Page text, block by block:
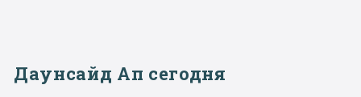
Даунсайд Ап сегодня